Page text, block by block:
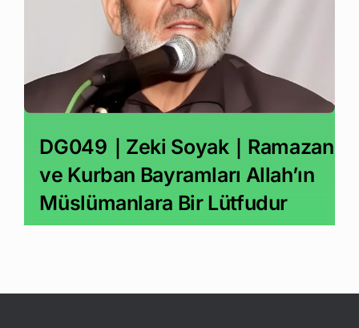
DG049｜Zeki Soyak｜Ramazan
ve Kurban Bayramları Allah’ın
Müslümanlara Bir Lütfudur